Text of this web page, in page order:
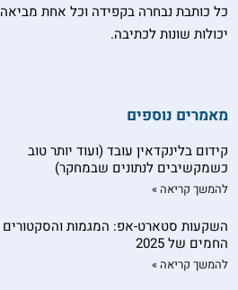
כל כותבת נבחרה בקפידה וכל אחת מביאה
יכולות שונות לכתיבה.
מאמרים נוספים
קידום בלינקדאין עובד (ועוד יותר טוב
כשמקשיבים לנתונים שבמחקר)
להמשך קריאה »
השקעות סטארט-אפ: המגמות והסקטורים
החמים של 2025
להמשך קריאה »